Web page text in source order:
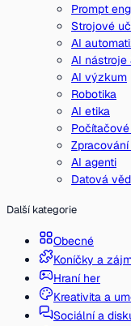
Prompt
Strojové
AI
AI nástroje
AI výzkum
Robotika
AI etika
AI agenti
Datová
Další kategorie
Obecné
Koníčky a
Hraní her
Kreativita a
Sociální a